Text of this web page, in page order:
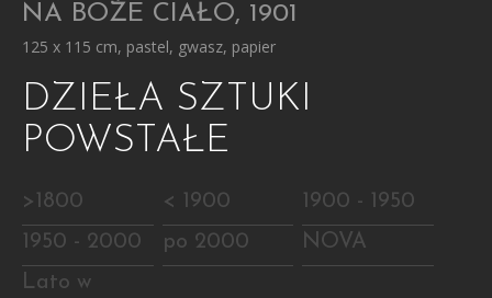
NA BOŻE CIAŁO, 1901
125 x 115 cm, pastel, gwasz, papier
DZIEŁA SZTUKI
POWSTAŁE
>1800 < 1900
1900 - 1950
1950 - 2000
po 2000
NOVA
Lato w